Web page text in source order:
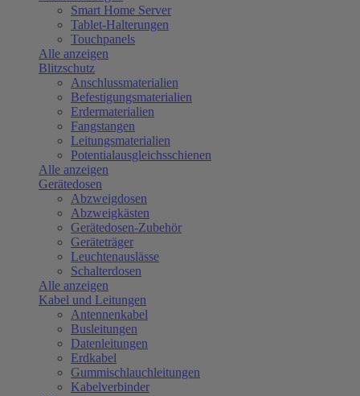
Smart Home Server
Tablet-Halterungen
Touchpanels
Alle anzeigen
Blitzschutz
Anschlussmaterialien
Befestigungsmaterialien
Erdermaterialien
Fangstangen
Leitungsmaterialien
Potentialausgleichsschienen
Alle anzeigen
Gerätedosen
Abzweigdosen
Abzweigkästen
Gerätedosen-Zubehör
Geräteträger
Leuchtenauslässe
Schalterdosen
Alle anzeigen
Kabel und Leitungen
Antennenkabel
Busleitungen
Datenleitungen
Erdkabel
Gummischlauchleitungen
Kabelverbinder